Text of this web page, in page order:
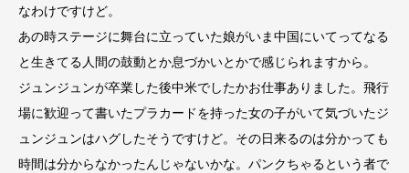
なわけですけど。
あの時ステージに舞台に立っていた娘がいま中国にいてってなる
と生きてる人間の鼓動とか息づかいとかで感じられますから。
ジュンジュンが卒業した後中米でしたかお仕事ありました。飛行
場に歓迎って書いたプラカードを持った女の子がいて気づいたジ
ュンジュンはハグしたそうですけど。その日来るのは分かっても
時間は分からなかったんじゃないかな。パンクちゃるという者で